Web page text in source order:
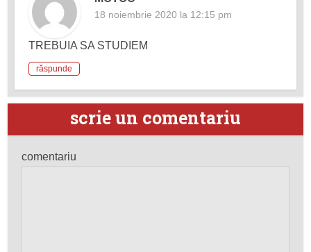
18 noiembrie 2020 la 12:15 pm
TREBUIA SA STUDIEM
răspunde
scrie un comentariu
comentariu